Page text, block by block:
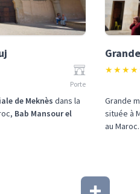
Porte
de Meknès dans la
Bab Mansour el
★★★★
Grande
située à
au Maroc.